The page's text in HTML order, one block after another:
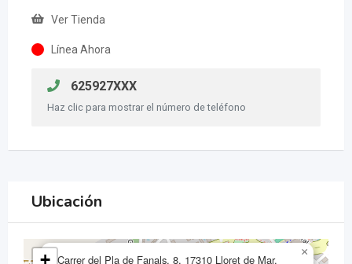
Ver Tienda
Línea Ahora
625927XXX
Haz clic para mostrar el número de teléfono
Ubicación
Carrer del Pla de Fanals, 8, 17310 Lloret de Mar,
×
+